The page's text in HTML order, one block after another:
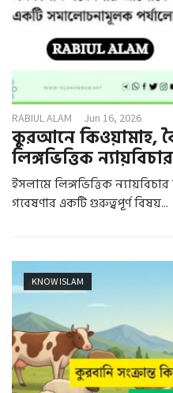
RABIUL ALAM Jun 16, 2026
কুরআনে কিওয়ামাহ,
লিঙ্গভিত্তিক
ইসলামে লিঙ্গভিত্তিক
গবেষণার একটি গুরুত্বপূর্ণ বিষয়...
KNOW ISLAM